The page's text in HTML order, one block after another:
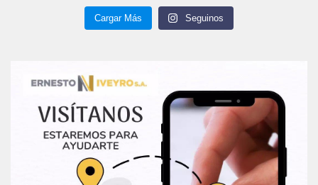
Cargar Más Seguinos